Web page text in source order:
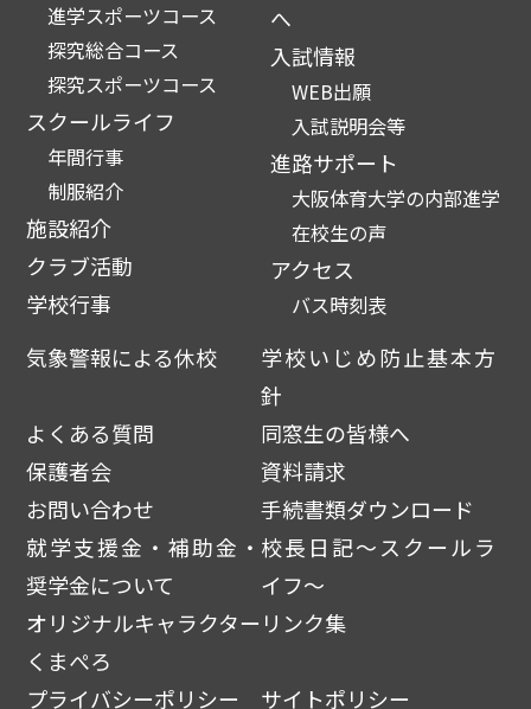
進学スポーツコース
探究総合コース
探究スポーツコース
スクールライフ
年間行事
制服紹介
施設紹介
クラブ活動
学校行事
へ
入試情報
WEB出願
入試説明会等
進路サポート
大阪体育大学の内部進学
在校生の声
アクセス
バス時刻表
気象警報による休校
学校いじめ防止基本方
針
よくある質問
同窓生の皆様へ
保護者会
資料請求
お問い合わせ
手続書類ダウンロード
就学支援金・補助金・
奨学金について
校長日記～スクールラ
イフ～
オリジナルキャラクター
くまぺろ
リンク集
プライバシーポリシー サイトポリシー